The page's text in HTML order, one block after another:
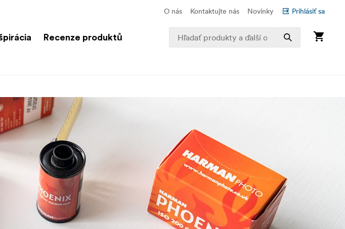
O nás Kontaktujte nás Novinky Prihlásiť sa
Recenze produktů